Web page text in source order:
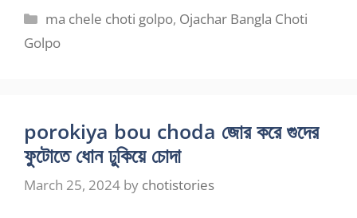
Categories
ma chele choti golpo, Ojachar Bangla Choti
Golpo
porokiya bou choda জোর করে গুদের
ফুটোতে ধোন ঢুকিয়ে চোদা
March 25, 2024 by chotistories